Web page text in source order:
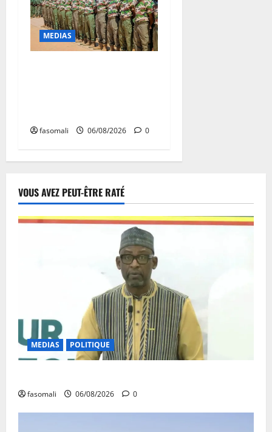
MEDIAS
fasomali 06/08/2026 0
VOUS AVEZ PEUT-ÊTRE RATÉ
MEDIAS POLITIQUE
fasomali 06/08/2026 0